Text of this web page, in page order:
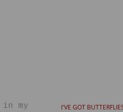
I'VE GOT